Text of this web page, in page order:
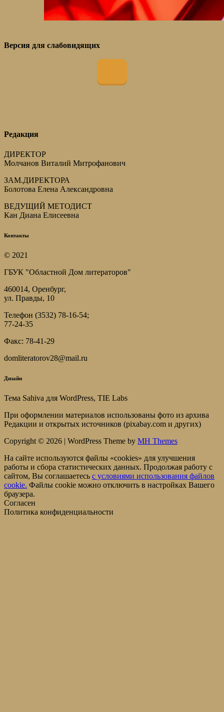
Версия для слабовидящих
Редакция
ДИРЕКТОР
Молчанов Виталий Митрофанович
ЗАМ.ДИРЕКТОРА
Болотова Елена Александровна
ВЕДУЩИЙ МЕТОДИСТ
Кан Диана Елисеевна
Контакты
© 2021
ГБУК "Областной Дом литераторов"
460014, Оренбург,
ул. Правды, 10
Телефон (3532) 78-16-54;
77-24-35
Факс: 78-41-29
domliteratorov28@mail.ru
Дизайн
Тема Sahiva для WordPress, TIE Labs
При оформлении материалов использованы фото из архива
Редакции и открытых источников (pixabay.com и других)
Copyright © 2026 | WordPress Theme by MH Themes
На сайте используются файлы «cookies» для улучшения
работы и сбора статистических данных. Продолжая работу с
сайтом, Вы соглашаетесь c условиями использования файлов
cookie. Файлы cookie можно отключить в настройках Вашего
браузера.
Согласен
Политика конфиденциальности